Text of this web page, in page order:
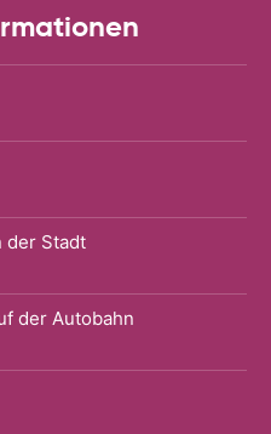
der Stadt
der Autobahn